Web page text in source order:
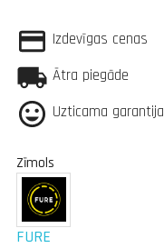
Izdevīgas cenas
Ātra piegāde
Uzticama garantija
Zīmols
FURE